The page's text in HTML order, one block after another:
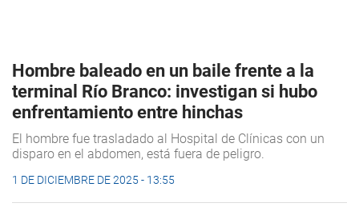
Hombre baleado en un baile frente a la
terminal Río Branco: investigan si hubo
enfrentamiento entre hinchas
El hombre fue trasladado al Hospital de Clínicas con un
disparo en el abdomen, está fuera de peligro.
1 DE DICIEMBRE DE 2025 - 13:55